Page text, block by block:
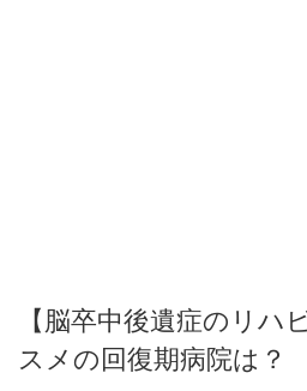
【脳卒中後遺症のリハ
スメの回復期病院は？